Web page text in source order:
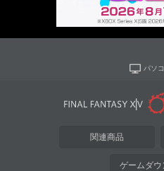
パソ
関連商品
ゲームダウ